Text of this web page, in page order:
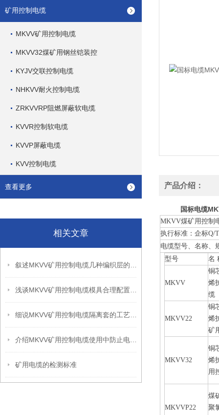
矿用控制电缆
MKVV矿用控制电缆
MKVV32煤矿用钢丝铠装控
KYJV交联控制电缆
NHKVV耐火控制电缆
ZRKVVRP阻燃屏蔽软电缆
KVVR控制软电缆
KVVP屏蔽电缆
KVV控制电缆
查看更多
相关文章
矿用电缆的检测标准
产品介绍：
国标电缆
MKVV煤矿用控制
执行标准：企标Q/
电缆型号、名称、
型号
名
MKVV
铜
烯
缆
MKVV22
铜
烯
矿
MKVV32
铜
烯
用
MKVVP22
煤
聚